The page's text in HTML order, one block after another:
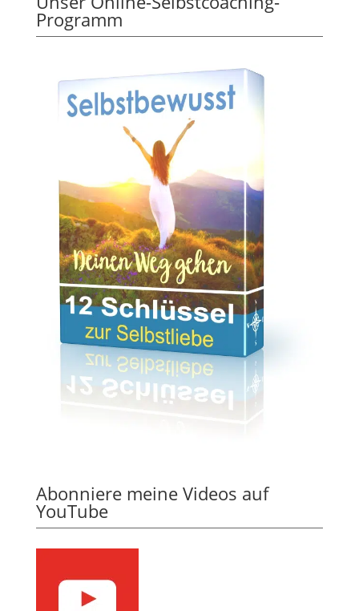
Programm
Abonniere meine Videos auf
YouTube